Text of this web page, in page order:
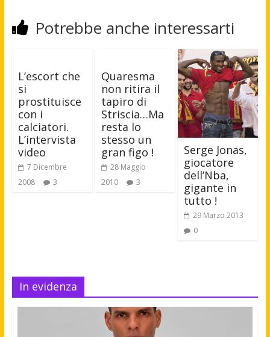
Potrebbe anche interessarti
L’escort che
si
prostituisce
con i
calciatori.
L’intervista
video
7 Dicembre
2008
3
Quaresma
non ritira il
tapiro di
Striscia…Ma
resta lo
stesso un
gran figo !
28 Maggio
2010
3
Serge Jonas,
giocatore
dell’Nba,
gigante in
tutto !
29 Marzo 2013
0
In evidenza